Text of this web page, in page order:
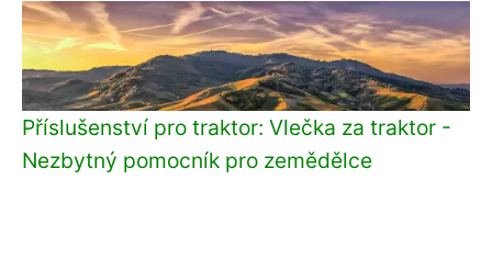
Příslušenství pro traktor: Vlečka za traktor -
Nezbytný pomocník pro zemědělce